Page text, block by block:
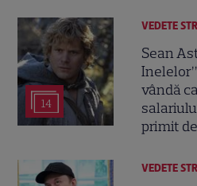
14
VEDETE
Sean
vândă
primit
VEDETE